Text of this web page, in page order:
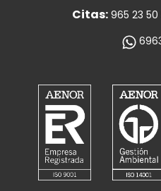
Citas: 965 23 50